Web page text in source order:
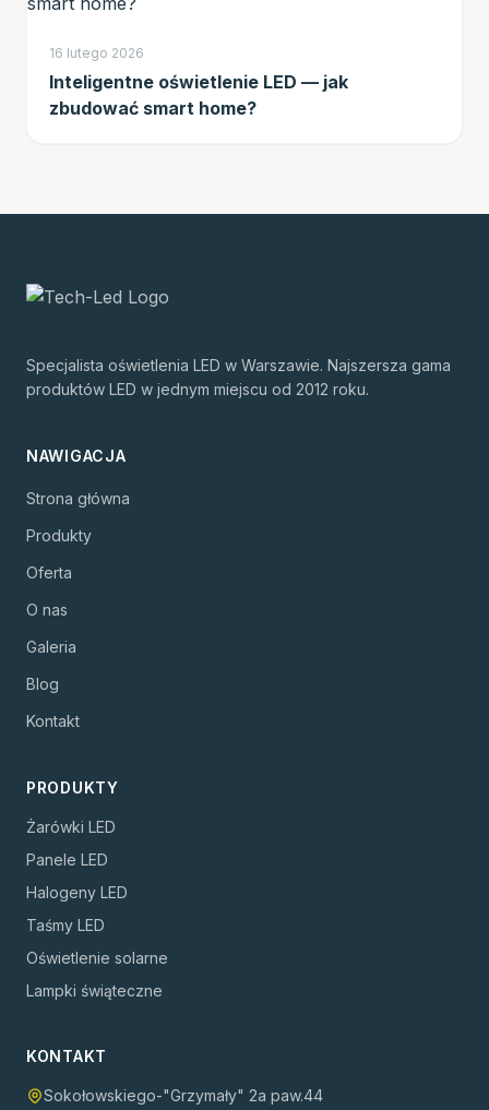
16 lutego 2026
Inteligentne oświetlenie LED — jak
zbudować smart home?
Specjalista oświetlenia LED w Warszawie. Najszersza gama
produktów LED w jednym miejscu od 2012 roku.
NAWIGACJA
Strona główna
Produkty
Oferta
O nas
Galeria
Blog
Kontakt
PRODUKTY
Żarówki LED
Panele LED
Halogeny LED
Taśmy LED
Oświetlenie solarne
Lampki świąteczne
KONTAKT
Sokołowskiego-"Grzymały" 2a paw.44